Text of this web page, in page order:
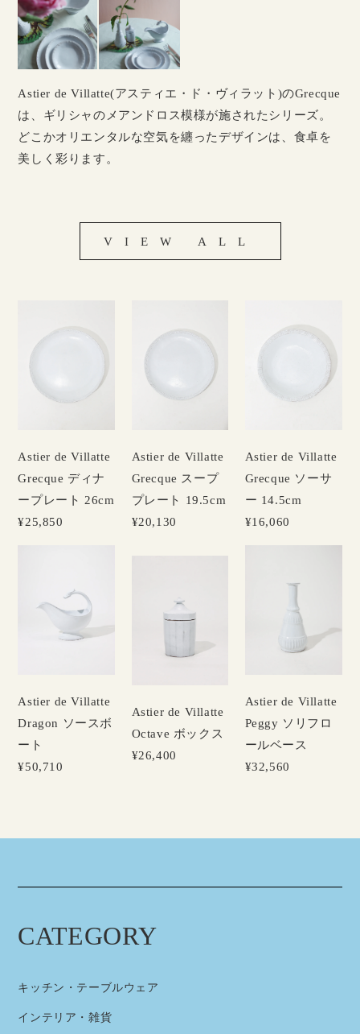
Astier de Villatte(アスティエ・ド・ヴィラット)のGrecque
は、ギリシャのメアンドロス模様が施されたシリーズ。
どこかオリエンタルな空気を纏ったデザインは、食卓を
美しく彩ります。
VIEW ALL
Astier de Villatte
Grecque ディナ
ープレート 26cm
¥25,850
Astier de Villatte
Grecque スープ
プレート 19.5cm
¥20,130
Astier de Villatte
Grecque ソーサ
ー 14.5cm
¥16,060
Astier de Villatte
Dragon ソースボ
ート
¥50,710
Astier de Villatte
Octave ボックス
¥26,400
Astier de Villatte
Peggy ソリフロ
ールベース
¥32,560
CATEGORY
キッチン・テーブルウェア
インテリア・雑貨